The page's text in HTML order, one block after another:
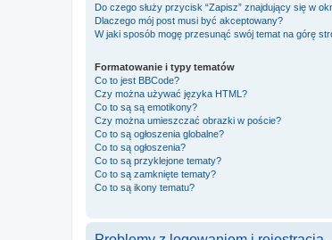
Do czego służy przycisk “Zapisz” znajdujący się w
Dlaczego mój post musi być akceptowany?
W jaki sposób mogę przesunąć swój temat na górę
Formatowanie i typy tematów
Co to jest BBCode?
Czy można używać języka HTML?
Co to są są emotikony?
Czy można umieszczać obrazki w poście?
Co to są ogłoszenia globalne?
Co to są ogłoszenia?
Co to są przyklejone tematy?
Co to są zamknięte tematy?
Co to są ikony tematu?